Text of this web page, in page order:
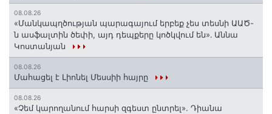
08.08.26
«Մանկապղծության պարագայում երբեք չես տեսնի ԱԱԾ-
ն ասֆալտին ծեփի, այդ դեպքերը կոծկվում են»․ Աննա
Կոստանյան
08.08.26
Մահացել է Լիոնել Մեսսիի հայրը
08.08.26
«Չեմ կարողանում հարսի զգեստ ընտրել». Դիանա